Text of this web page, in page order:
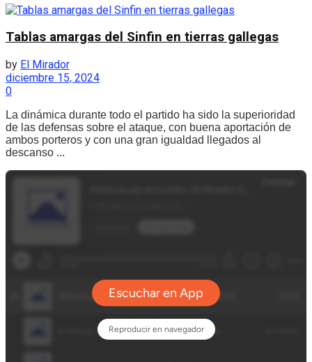
Tablas amargas del Sinfin en tierras gallegas
by El Mirador
diciembre 15, 2024
0
La dinámica durante todo el partido ha sido la superioridad
de las defensas sobre el ataque, con buena aportación de
ambos porteros y con una gran igualdad llegados al
descanso ...